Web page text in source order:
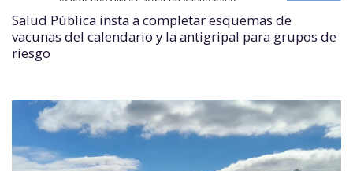
Salud Pública insta a completar esquemas de
vacunas del calendario y la antigripal para grupos de
riesgo